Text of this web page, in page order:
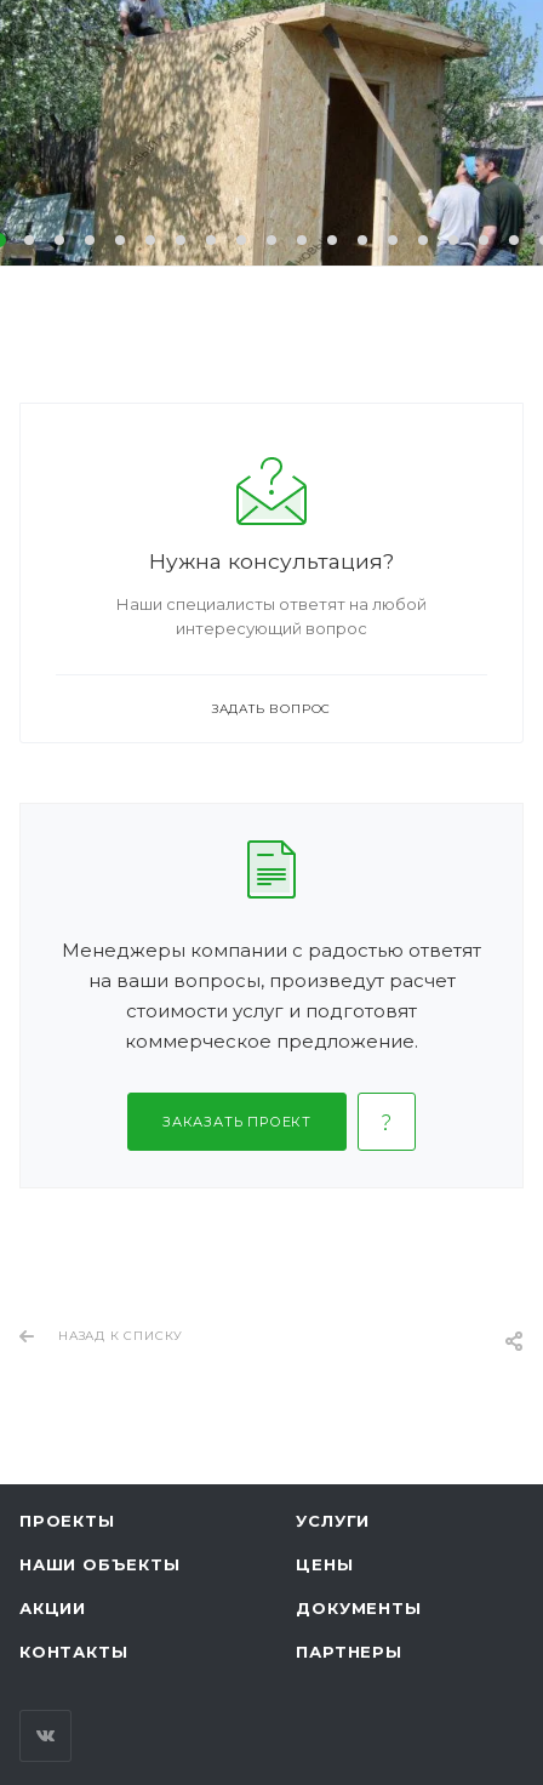
Нужна консультация?
Наши специалисты ответят на любой
интересующий вопрос
ЗАДАТЬ ВОПРОС
Менеджеры компании с радостью ответят
на ваши вопросы, произведут расчет
стоимости услуг и подготовят
коммерческое предложение.
ЗАКАЗАТЬ ПРОЕКТ
НАЗАД К СПИСКУ
ПРОЕКТЫ УСЛУГИ
НАШИ ОБЪЕКТЫ ЦЕНЫ
АКЦИИ ДОКУМЕНТЫ
КОНТАКТЫ ПАРТНЕРЫ